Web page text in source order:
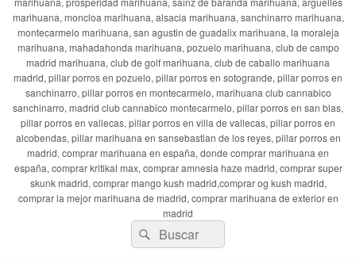
marihuana, moncloa marihuana, alsacia marihuana, sanchinarro marihuana,
montecarmelo marihuana, san agustin de guadalix marihuana, la moraleja
marihuana, mahadahonda marihuana, pozuelo marihuana, club de campo
madrid marihuana, club de golf marihuana, club de caballo marihuana
madrid, pillar porros en pozuelo, pillar porros en sotogrande, pillar porros en
sanchinarro, pillar porros en montecarmelo, marihuana club cannabico
sanchinarro, madrid club cannabico montecarmelo, pillar porros en san blas,
pillar porros en vallecas, pillar porros en villa de vallecas, pillar porros en
alcobendas, pillar marihuana en sansebastian de los reyes, pillar porros en
madrid, comprar marihuana en españa, donde comprar marihuana en
españa, comprar kritikal max, comprar amnesia haze madrid, comprar super
skunk madrid, comprar mango kush madrid,comprar og kush madrid,
comprar la mejor marihuana de madrid, comprar marihuana de exterior en
madrid
Buscar
por:
Buscar